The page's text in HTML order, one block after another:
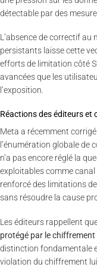
détectable par des
L’absence de correctif au
persistants laisse cette
efforts de limitation côté
avancées que les
l’exposition.
Réactions des éditeurs et
Meta a récemment
l’énumération globale de
n’a pas encore réglé la
exploitables comme canal
renforcé des limitations
sans résoudre la cause
Les éditeurs rappellent
protégé par le
distinction fondamentale
violation du chiffrement